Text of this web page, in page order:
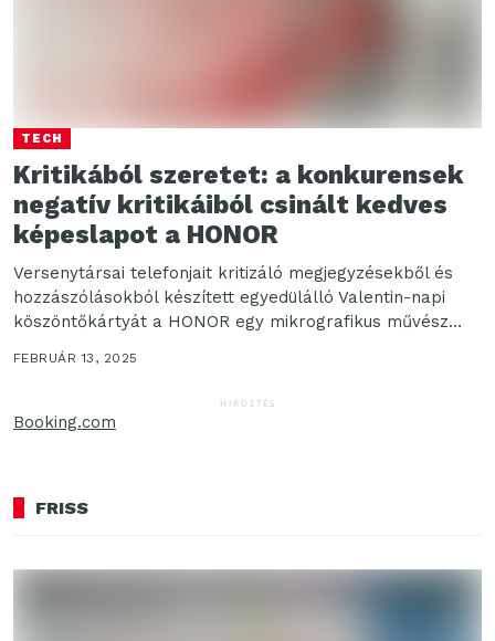
TECH
Kritikából szeretet: a konkurensek
negatív kritikáiból csinált kedves
képeslapot a HONOR
Versenytársai telefonjait kritizáló megjegyzésekből és
hozzászólásokból készített egyedülálló Valentin-napi
köszöntőkártyát a HONOR egy mikrografikus művész
segítségével, szeretetté formálva a gyűlölködést és
indulatokat. A...
FEBRUÁR 13, 2025
HIRDETÉS
Booking.com
FRISS